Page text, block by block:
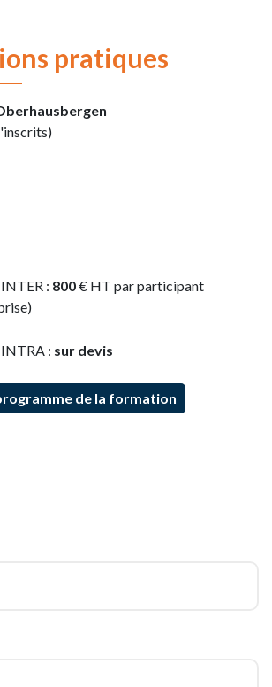
pratiques
: 800€ HT par participant
: sur devis
de la formation